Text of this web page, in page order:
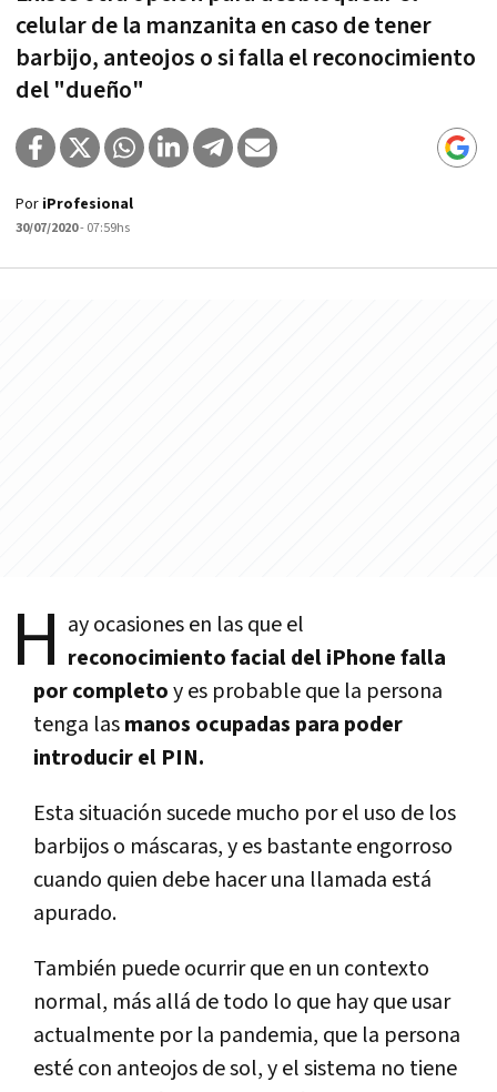
celular de la manzanita en caso de tener
barbijo, anteojos o si falla el reconocimiento
del "dueño"
Por iProfesional
30/07/2020- 07:59hs
H ay ocasiones en las que el
reconocimiento facial del iPhone falla
por completoy es probable que la persona
tenga lasmanos ocupadas para poder
introducir el PIN.
Esta situación sucede mucho por el uso de los
barbijos o máscaras, y es bastante engorroso
cuando quien debe hacer una llamada está
apurado.
También puede ocurrir que en un contexto
normal, más allá de todo lo que hay que usar
actualmente por la pandemia, que la persona
esté con anteojos de sol, y el sistema no tiene